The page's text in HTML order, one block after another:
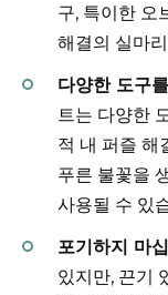
구, 특이한 오
해결의 실마
다양한 도구
트는 다양한
적 내 퍼즐 해
푸른 불꽃을
사용될 수 있
포기하지 마
있지만, 끈기